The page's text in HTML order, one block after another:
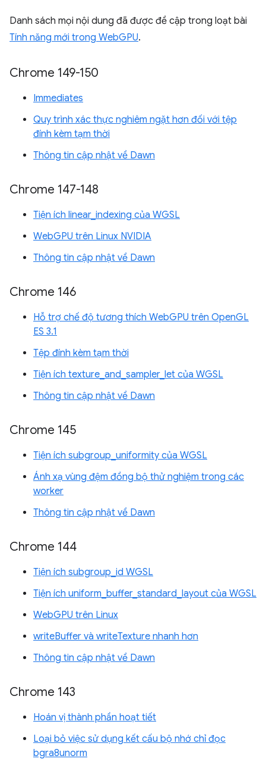
Danh sách mọi nội dung đã được đề cập trong loạt bài
Tính năng mới trong WebGPU.
Chrome 149-150
Immediates
Quy trình xác thực nghiêm ngặt hơn đối với tệp
đính kèm tạm thời
Thông tin cập nhật về Dawn
Chrome 147-148
Tiện ích linear_indexing của WGSL
WebGPU trên Linux NVIDIA
Thông tin cập nhật về Dawn
Chrome 146
Hỗ trợ chế độ tương thích WebGPU trên OpenGL
ES 3.1
Tệp đính kèm tạm thời
Tiện ích texture_and_sampler_let của WGSL
Thông tin cập nhật về Dawn
Chrome 145
Tiện ích subgroup_uniformity của WGSL
Ánh xạ vùng đệm đồng bộ thử nghiệm trong các
worker
Thông tin cập nhật về Dawn
Chrome 144
Tiện ích subgroup_id WGSL
Tiện ích uniform_buffer_standard_layout của WGSL
WebGPU trên Linux
writeBuffer và writeTexture nhanh hơn
Thông tin cập nhật về Dawn
Chrome 143
Hoán vị thành phần hoạt tiết
Loại bỏ việc sử dụng kết cấu bộ nhớ chỉ đọc
bgra8unorm